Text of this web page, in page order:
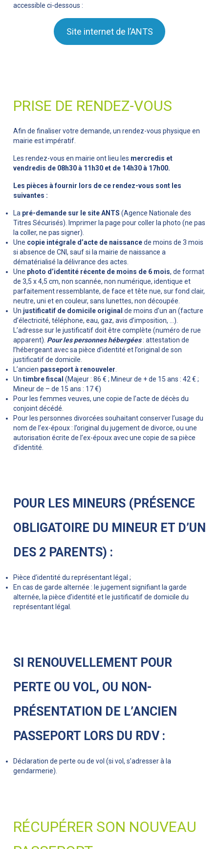
accessible ci-dessous :
Site internet de l’ANTS
PRISE DE RENDEZ-VOUS
Afin de finaliser votre demande, un rendez-vous physique en
mairie est impératif.
Les rendez-vous en mairie ont lieu les mercredis et
vendredis de 08h30 à 11h30 et de 14h30 à 17h00.
Les pièces à fournir lors de ce rendez-vous sont les
suivantes :
La pré-demande sur le site ANTS (Agence Nationale des
Titres Sécurisés). Imprimer la page pour coller la photo (ne pas
la coller, ne pas signer).
Une copie intégrale d’acte de naissancede moins de 3 mois
si absence de CNI, sauf si la mairie de naissance a
dématérialisé la délivrance des actes.
Une photo d’identité récente de moins de 6 mois, de format
de 3,5 x 4,5 cm, non scannée, non numérique, identique et
parfaitement ressemblante, de face et tête nue, sur fond clair,
neutre, uni et en couleur, sans lunettes, non découpée.
Un justificatif de domicile original de moins d’un an (facture
d’électricité, téléphone, eau, gaz, avis d’imposition, …).
L’adresse sur le justificatif doit être complète (numéro de rue
apparent). Pour les personnes hébergées: attestation de
l’hébergeant avec sa pièce d’identité et l’original de son
justificatif de domicile.
L’ancien passeport à renouveler
Un timbre fiscal (Majeur : 86 € ; Mineur de + de 15 ans : 42 € ;
Mineur de – de 15 ans : 17 €)
Pour les femmes veuves, une copie de l’acte de décès du
conjoint décédé.
Pour les personnes divorcées souhaitant conserver l’usage du
nom de l’ex-époux : l’original du jugement de divorce, ou une
autorisation écrite de l’ex-époux avec une copie de sa pièce
d’identité.
POUR LES MINEURS (PRÉSENCE
OBLIGATOIRE DU MINEUR ET D’UN
DES 2 PARENTS) :
Pièce d’identité du représentant légal ;
En cas de garde alternée : le jugement signifiant la garde
alternée, la pièce d’identité et le justificatif de domicile du
représentant légal.
SI RENOUVELLEMENT POUR
PERTE OU VOL, OU NON-
PRÉSENTATION DE L’ANCIEN
PASSEPORT LORS DU RDV :
Déclaration de perte ou de vol (si vol, s’adresser à la
gendarmerie).
RÉCUPÉRER SON NOUVEAU